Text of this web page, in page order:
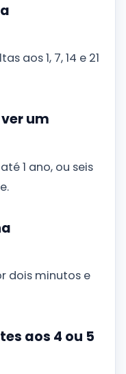
aos 1, 7, 14 e 21
um
1 ano, ou seis
dois minutos e
aos 4 ou 5